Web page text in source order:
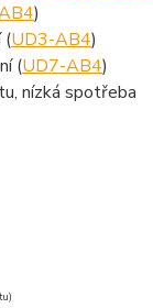
)
(UD3-AB4)
(UD7-AB4)
nízká spotřeba